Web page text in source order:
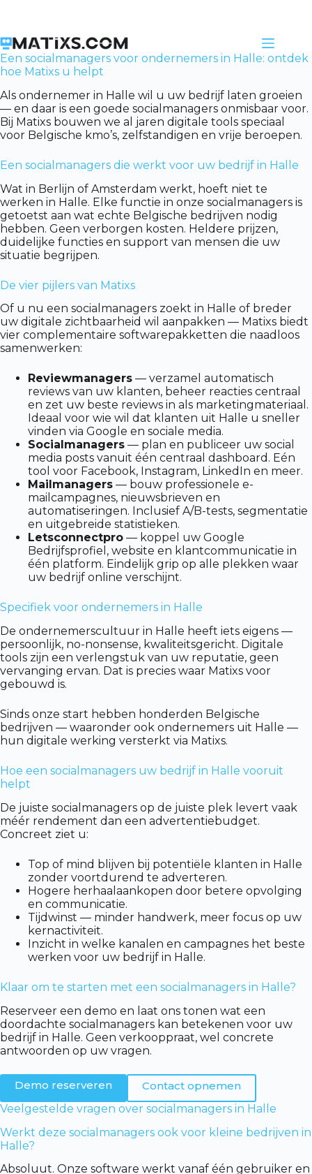
Een socialmanagers voor ondernemers in Halle: ontdek
hoe Matixs u helpt
Als ondernemer in Halle wil u uw bedrijf laten groeien
— en daar is een goede socialmanagers onmisbaar voor.
Bij Matixs bouwen we al jaren digitale tools speciaal
voor Belgische kmo’s, zelfstandigen en vrije beroepen.
Een socialmanagers die werkt voor uw bedrijf in Halle
Wat in Berlijn of Amsterdam werkt, hoeft niet te
werken in Halle. Elke functie in onze socialmanagers is
getoetst aan wat echte Belgische bedrijven nodig
hebben. Geen verborgen kosten. Heldere prijzen,
duidelijke functies en support van mensen die uw
situatie begrijpen.
De vier pijlers van Matixs
Of u nu een socialmanagers zoekt in Halle of breder
uw digitale zichtbaarheid wil aanpakken — Matixs biedt
vier complementaire softwarepakketten die naadloos
samenwerken:
Reviewmanagers — verzamel automatisch
reviews van uw klanten, beheer reacties centraal
en zet uw beste reviews in als marketingmateriaal.
Ideaal voor wie wil dat klanten uit Halle u sneller
vinden via Google en sociale media.
Socialmanagers — plan en publiceer uw social
media posts vanuit één centraal dashboard. Eén
tool voor Facebook, Instagram, LinkedIn en meer.
Mailmanagers — bouw professionele e-
mailcampagnes, nieuwsbrieven en
automatiseringen. Inclusief A/B-tests, segmentatie
en uitgebreide statistieken.
Letsconnectpro — koppel uw Google
Bedrijfsprofiel, website en klantcommunicatie in
één platform. Eindelijk grip op alle plekken waar
uw bedrijf online verschijnt.
Specifiek voor ondernemers in Halle
De ondernemerscultuur in Halle heeft iets eigens —
persoonlijk, no-nonsense, kwaliteitsgericht. Digitale
tools zijn een verlengstuk van uw reputatie, geen
vervanging ervan. Dat is precies waar Matixs voor
gebouwd is.
Sinds onze start hebben honderden Belgische
bedrijven — waaronder ook ondernemers uit Halle —
hun digitale werking versterkt via Matixs.
Hoe een socialmanagers uw bedrijf in Halle vooruit
helpt
De juiste socialmanagers op de juiste plek levert vaak
méér rendement dan een advertentiebudget.
Concreet ziet u:
Top of mind blijven bij potentiële klanten in Halle
zonder voortdurend te adverteren.
Hogere herhaalaankopen door betere opvolging
en communicatie.
Tijdwinst — minder handwerk, meer focus op uw
kernactiviteit.
Inzicht in welke kanalen en campagnes het beste
werken voor uw bedrijf in Halle.
Klaar om te starten met een socialmanagers in Halle?
Reserveer een demo en laat ons tonen wat een
doordachte socialmanagers kan betekenen voor uw
bedrijf in Halle. Geen verkooppraat, wel concrete
antwoorden op uw vragen.
Demo reserveren
Contact opnemen
Veelgestelde vragen over socialmanagers in Halle
Werkt deze socialmanagers ook voor kleine bedrijven in
Halle?
Absoluut. Onze software werkt vanaf één gebruiker en